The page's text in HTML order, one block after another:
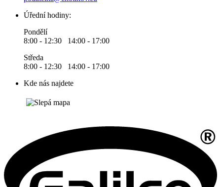
Úřední hodiny:
Pondělí
8:00 - 12:30 14:00 - 17:00
Středa
8:00 - 12:30 14:00 - 17:00
Kde nás najdete